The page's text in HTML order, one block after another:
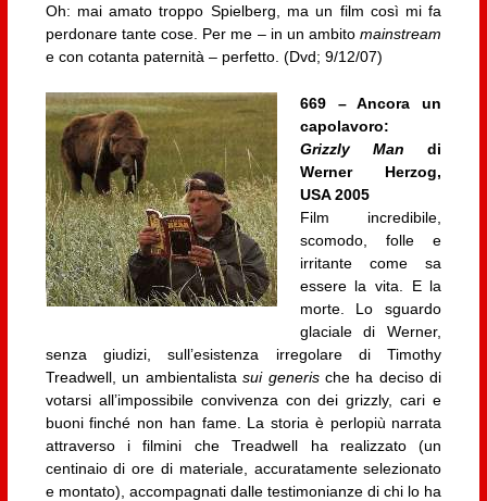
Oh: mai amato troppo Spielberg, ma un film così mi fa
perdonare tante cose. Per me – in un ambitomainstream
e con cotanta paternità – perfetto. (Dvd; 9/12/07)
669 – Ancora un
capolavoro:
Grizzly Mandi
Werner Herzog,
USA 2005
Film incredibile,
scomodo, folle e
irritante come sa
essere la vita. E la
morte. Lo sguardo
glaciale di Werner,
senza giudizi, sull’esistenza irregolare di Timothy
Treadwell, un ambientalistasui generische ha deciso di
votarsi all’impossibile convivenza con dei grizzly, cari e
buoni finché non han fame. La storia è perlopiù narrata
attraverso i filmini che Treadwell ha realizzato (un
centinaio di ore di materiale, accuratamente selezionato
e montato), accompagnati dalle testimonianze di chi lo ha